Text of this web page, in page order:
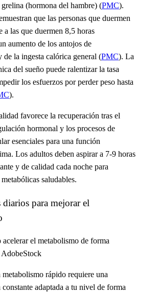
(hormona del hambre) (PMC).
que las personas que duermen
a las que duermen 8,5 horas
aumento de los antojos de
de la ingesta calórica general (PMC). La
del sueño puede ralentizar la tasa
los esfuerzos por perder peso hasta
).
favorece la recuperación tras el
hormonal y los procesos de
esenciales para una función
Los adultos deben aspirar a 7-9 horas
y de calidad cada noche para
saludables.
para mejorar el
metabolismo rápido requiere una
adaptada a tu nivel de forma